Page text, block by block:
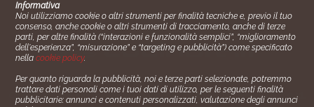
Cucinare.it è un marchio commerciale di Impiego24.it s.r.l.
Informativa
Noi utilizziamo cookie o altri strumenti per finalità tecniche e, previo il tuo
consenso, anche cookie o altri strumenti di tracciamento, anche di terze
parti, per altre finalità (“interazioni e funzionalità semplici”, “miglioramento
dell'esperienza”, “misurazione” e “targeting e pubblicità”) come specificato
nellacookie policy.
Per quanto riguarda la pubblicità, noi e terze parti selezionate, potremmo
trattare dati personali come i tuoi dati di utilizzo, per le seguenti finalità
pubblicitarie: annunci e contenuti personalizzati, valutazione degli annunci